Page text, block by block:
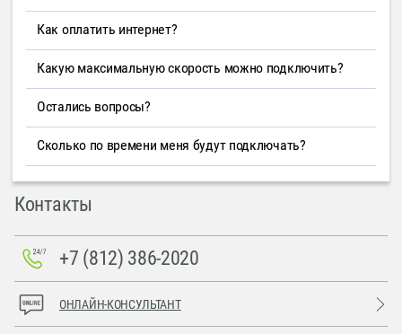
Как оплатить интернет?
Какую максимальную скорость можно подключить?
Остались вопросы?
Сколько по времени меня будут подключать?
Контакты
+7 (812) 386-2020
ОНЛАЙН-КОНСУЛЬТАНТ